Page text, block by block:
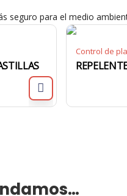
seguro para el medio
Control de